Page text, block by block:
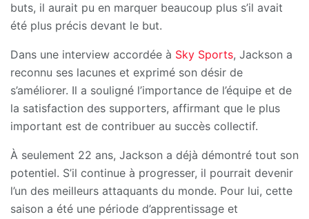
buts, il aurait pu en marquer beaucoup plus s’il avait
été plus précis devant le but.
Dans une interview accordée à Sky Sports, Jackson a
reconnu ses lacunes et exprimé son désir de
s’améliorer. Il a souligné l’importance de l’équipe et de
la satisfaction des supporters, affirmant que le plus
important est de contribuer au succès collectif.
À seulement 22 ans, Jackson a déjà démontré tout son
potentiel. S’il continue à progresser, il pourrait devenir
l’un des meilleurs attaquants du monde. Pour lui, cette
saison a été une période d’apprentissage et